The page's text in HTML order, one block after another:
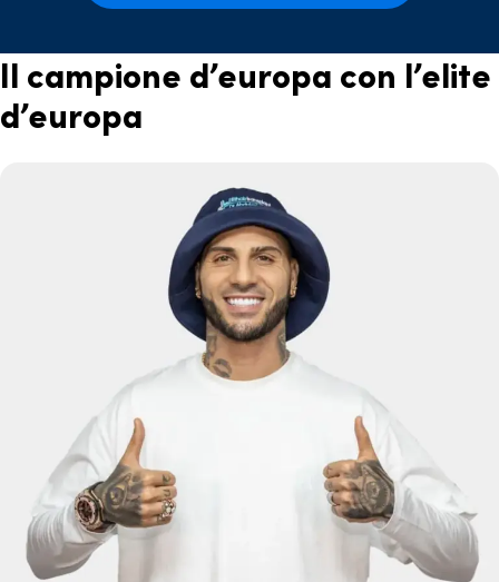
Il campione d’europa con l’elite
d’europa